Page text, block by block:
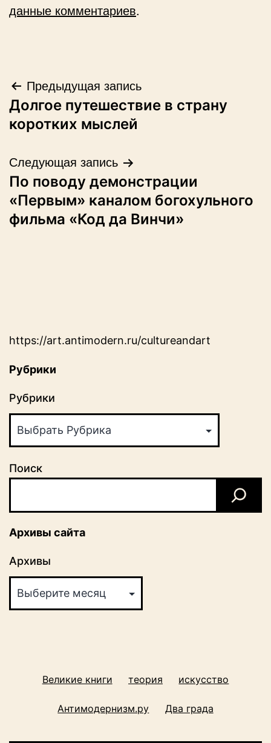
данные комментариев.
Навигация
по
Предыдущая запись
Долгое путешествие в страну
коротких мыслей
Следующая запись
По поводу демонстрации
«Первым» каналом богохульного
фильма «Код да Винчи»
https://art.antimodern.ru/cultureandart
Рубрики
Рубрики
Поиск
Архивы сайта
Архивы
Великие книги теория искусство
Антимодернизм.ру Два града